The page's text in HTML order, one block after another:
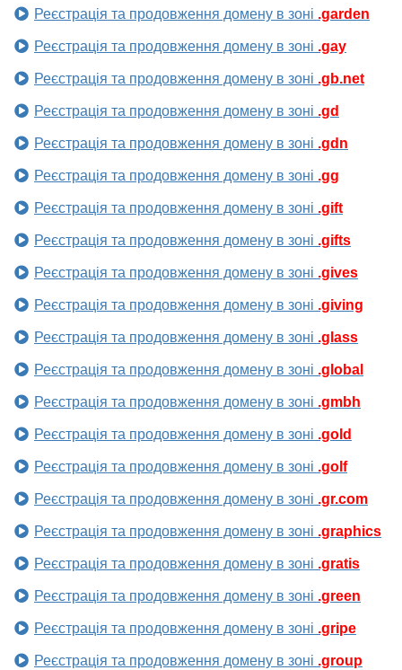
Реєстрація та продовження домену в зоні .garden
Реєстрація та продовження домену в зоні .gay
Реєстрація та продовження домену в зоні .gb.net
Реєстрація та продовження домену в зоні .gd
Реєстрація та продовження домену в зоні .gdn
Реєстрація та продовження домену в зоні .gg
Реєстрація та продовження домену в зоні .gift
Реєстрація та продовження домену в зоні .gifts
Реєстрація та продовження домену в зоні .gives
Реєстрація та продовження домену в зоні .giving
Реєстрація та продовження домену в зоні .glass
Реєстрація та продовження домену в зоні .global
Реєстрація та продовження домену в зоні .gmbh
Реєстрація та продовження домену в зоні .gold
Реєстрація та продовження домену в зоні .golf
Реєстрація та продовження домену в зоні .gr.com
Реєстрація та продовження домену в зоні .graphics
Реєстрація та продовження домену в зоні .gratis
Реєстрація та продовження домену в зоні .green
Реєстрація та продовження домену в зоні .gripe
Реєстрація та продовження домену в зоні .group